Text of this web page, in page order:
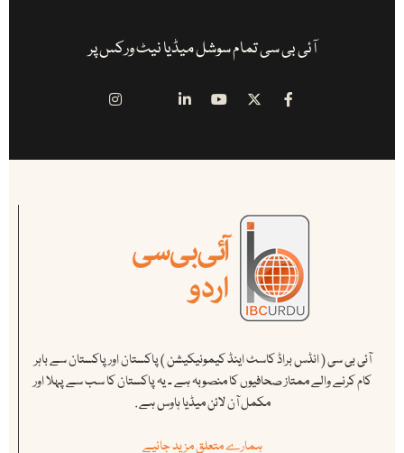
آئی بی سی تمام سوشل میڈیا نیٹ ورکس پر
آئی بی سی ( انڈس براڈ کاسٹ اینڈ کیمونیکیشن ) پاکستان اور پاکستان سے باہر
کام کرنے والے ممتاز صحافیوں کا منصوبہ ہے ۔ یہ پاکستان کا سب سے پہلا اور
مکمل آن لائن میڈیا ہاوس ہے .
ہمارے متعلق مزید جانیے